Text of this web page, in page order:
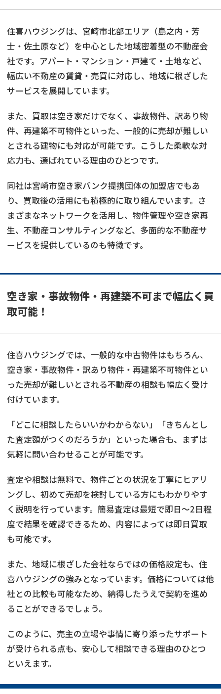
住喜ハウジングは、宮崎市北部エリア（島之内・芳
士・佐土原など）を中心とした地域密着型の不動産会
社です。アパート・マンション・戸建て・土地など、
幅広い不動産の賃貸・売買に対応し、地域に根ざした
サービスを展開しています。
また、買取は空き家だけでなく、事故物件、訳あり物
件、再建築不可物件といった、一般的に売却が難しい
とされる建物にも対応が可能です。こうした柔軟な対
応力も、選ばれている理由のひとつです。
同社は宮崎市空き家バンク提携団体の加盟店でもあ
り、買取後の活用にも積極的に取り組んでいます。さ
まざまなネットワークを活用し、物件管理や空き家再
生、不動産コンサルティングなど、多面的な不動産サ
ービスを提供しているのも特徴です。
空き家・事故物件・再建築不可まで幅広く買
取可能！
住喜ハウジングでは、一般的な中古物件はもちろん、
空き家・事故物件・訳あり物件・再建築不可物件とい
った売却が難しいとされる不動産の相談も幅広く受け
付けています。
「どこに相談したらいいかわからない」「きちんとし
た査定額がつくのだろうか」といった場合も、まずは
気軽に問い合わせることが可能です。
査定や相談は無料で、物件ごとの状況を丁寧にヒアリ
ングし、初めて売却を検討している方にもわかりやす
く説明を行っています。簡易査定は最短で即日～2日程
度で結果を確認できるため、内容によっては即日買取
も可能です。
また、地域に根ざした会社ならではの価格設定も、住
喜ハウジングの強みとなっています。価格については他
社との比較も可能なため、納得したうえで契約を進め
ることができるでしょう。
このように、売主の立場や事情に寄り添ったサポート
が受けられる点も、安心して相談できる理由のひとつ
といえます。